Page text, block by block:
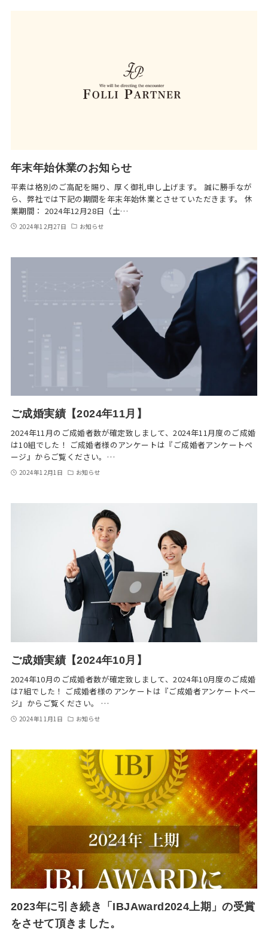
年末年始休業のお知らせ
平素は格別のご高配を賜り、厚く御礼申し上げます。 誠に勝手なが
ら、弊社では下記の期間を年末年始休業とさせていただきます。 休
業期間： 2024年12月28日（土…
2024年12月27日 お知らせ
ご成婚実績【2024年11月】
2024年11月のご成婚者数が確定致しまして、2024年11月度のご成婚
は10組でした！ ご成婚者様のアンケートは『ご成婚者アンケートペ
ージ』からご覧ください。…
2024年12月1日 お知らせ
ご成婚実績【2024年10月】
2024年10月のご成婚者数が確定致しまして、2024年10月度のご成婚
は7組でした！ ご成婚者様のアンケートは『ご成婚者アンケートペー
ジ』からご覧ください。 …
2024年11月1日 お知らせ
2023年に引き続き「IBJAward2024上期」の受賞
をさせて頂きました。